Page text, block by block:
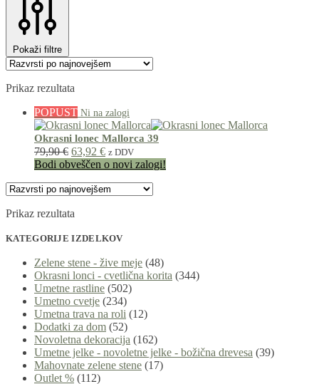
Pokaži filtre
Prikaz rezultata
POPUST
Okrasni lonec Mallorca 39
79,90€ 63,92 € z DDV
Bodi obveščen o novi zalogi!
Prikaz rezultata
KATEGORIJE IZDELKOV
Zelene stene - žive meje (48)
Okrasni lonci - cvetlična korita (344)
Umetne rastline (502)
Umetno cvetje (234)
Umetna trava na roli (12)
Dodatki za dom (52)
Novoletna dekoracija (162)
Umetne jelke - novoletne jelke - božična drevesa (39)
Mahovnate zelene stene (17)
Outlet % (112)